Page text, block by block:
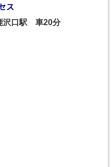
ス
沢口駅 車20分